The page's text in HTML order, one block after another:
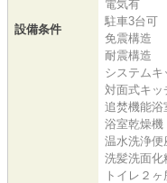
設備条件
電気有
駐車3台可
免震構造
耐震構造
システムキ
対面式キッ
追焚機能浴
浴室乾燥機
温水洗浄便
洗髪洗面化
トイレ２ヶ